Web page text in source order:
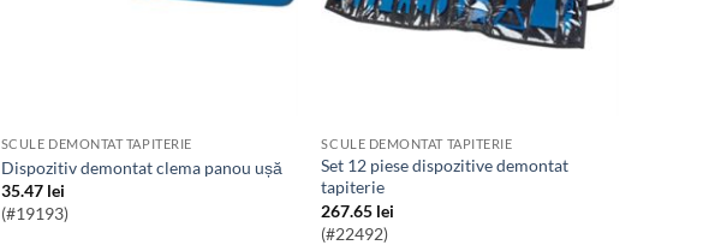
SCULE DEMONTAT TAPITERIE
Dispozitiv demontat clema panou ușă
35.47 lei
(#19193)
SCULE DEMONTAT TAPITERIE
Set 12 piese dispozitive demontat
tapiterie
267.65 lei
(#22492)